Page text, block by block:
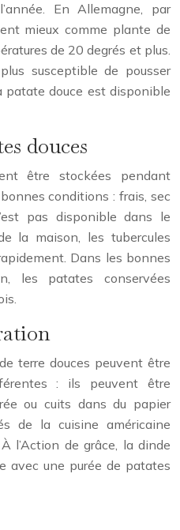
En Allemagne, par
mieux comme plante de
de 20 degrés et plus.
susceptible de pousser
patate douce est disponible
douces
être stockées pendant
conditions : frais, sec
pas disponible dans le
la maison, les tubercules
Dans les bonnes
les patates conservées
terre douces peuvent être
: ils peuvent être
ou cuits dans du papier
de la cuisine américaine
l’Action de grâce, la dinde
avec une purée de patates